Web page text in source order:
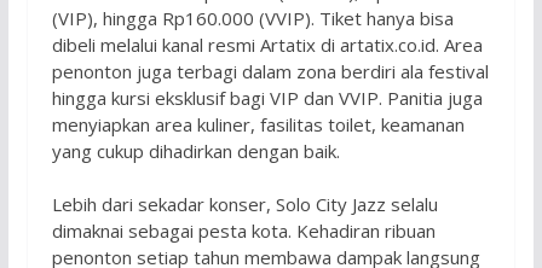
(VIP), hingga Rp160.000 (VVIP). Tiket hanya bisa
dibeli melalui kanal resmi Artatix di artatix.co.id. Area
penonton juga terbagi dalam zona berdiri ala festival
hingga kursi eksklusif bagi VIP dan VVIP. Panitia juga
menyiapkan area kuliner, fasilitas toilet, keamanan
yang cukup dihadirkan dengan baik.
Lebih dari sekadar konser, Solo City Jazz selalu
dimaknai sebagai pesta kota. Kehadiran ribuan
penonton setiap tahun membawa dampak langsung